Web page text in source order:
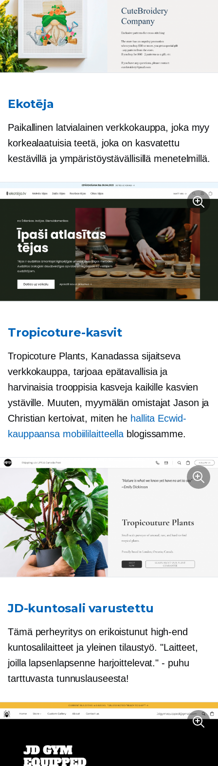
Ekotēja
Paikallinen latvialainen verkkokauppa, joka myy
korkealaatuisiateetä, joka on kasvatettu
kestävillä ja ympäristöystävällisillä menetelmillä.
Tropicoture-kasvit
Tropicoture Plants, Kanadassa sijaitseva
verkkokauppa, tarjoaa epätavallisia ja
harvinaisia ​​trooppisia kasveja kaikille kasvien
ystäville. Muuten, myymälän omistajat Jason ja
Christian kertoivat, miten he hallita Ecwid-
kauppaansa mobiililaitteella blogissamme.
JD-kuntosali varustettu
Tämä perheyritys on erikoistunut high-end
kuntosalilaitteet ja yleinen tilaustyö. "Laitteet,
joilla lapsenlapsenne harjoittelevat." - puhu
tarttuvasta tunnuslauseesta!